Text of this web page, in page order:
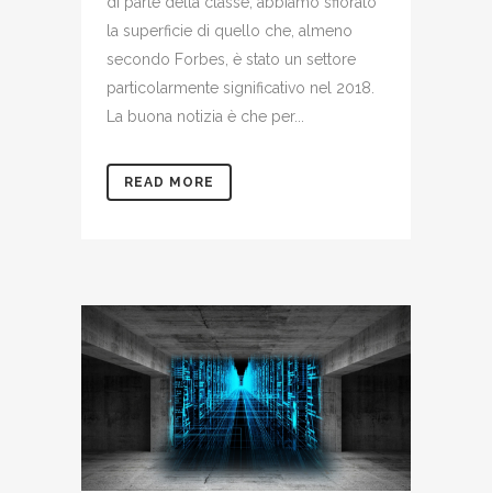
la superficie di quello che, almeno
secondo Forbes, è stato un settore
particolarmente significativo nel 2018.
La buona notizia è che per...
READ MORE